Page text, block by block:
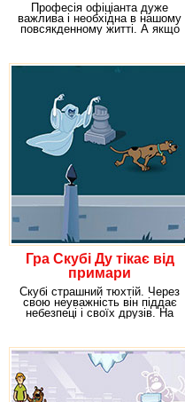
Професія офіціанта дуже
важлива і необхідна в нашому
повсякденному житті. А якщо
Гра Скубі Ду тікає від
примари
Скубі страшний тюхтій. Через
свою неуважність він піддає
небезпеці і своїх друзів. На